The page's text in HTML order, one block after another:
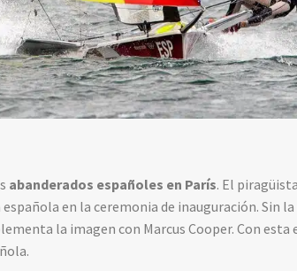
abanderados españoles en París. El
en la ceremonia de inauguración. Sin
la imagen con Marcus Cooper. Con esta